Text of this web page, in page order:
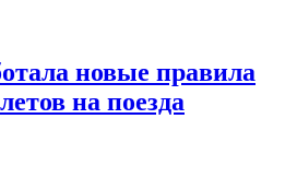
новые правила
на поезда